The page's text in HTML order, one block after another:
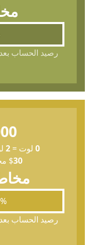
رصيد الحساب بعد 10 خسائر متتالية
0 لوت=
2
$30
رصيد الحساب بعد 10 خسائر متتالية